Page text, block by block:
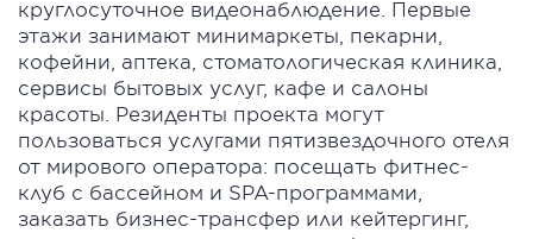
круглосуточное видеонаблюдение. Первые
этажи занимают минимаркеты, пекарни,
кофейни, аптека, стоматологическая клиника,
сервисы бытовых услуг, кафе и салоны
красоты. Резиденты проекта могут
пользоваться услугами пятизвездочного отеля
от мирового оператора: посещать фитнес-
клуб с бассейном и SPA-программами,
заказать бизнес-трансфер или кейтергинг,